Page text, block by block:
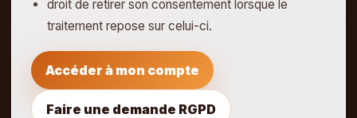
droit de retirer son consentement lorsque le
traitement repose sur celui-ci.
Accéder à mon compte
Faire une demande RGPD